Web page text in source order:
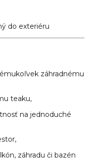
do exteriéru
záhradnému
teaku,
na jednoduché
záhradu či bazén